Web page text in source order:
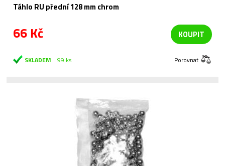
Táhlo RU přední 128 mm chrom
66 Kč KOUPIT
SKLADEM 99 ks Porovnat